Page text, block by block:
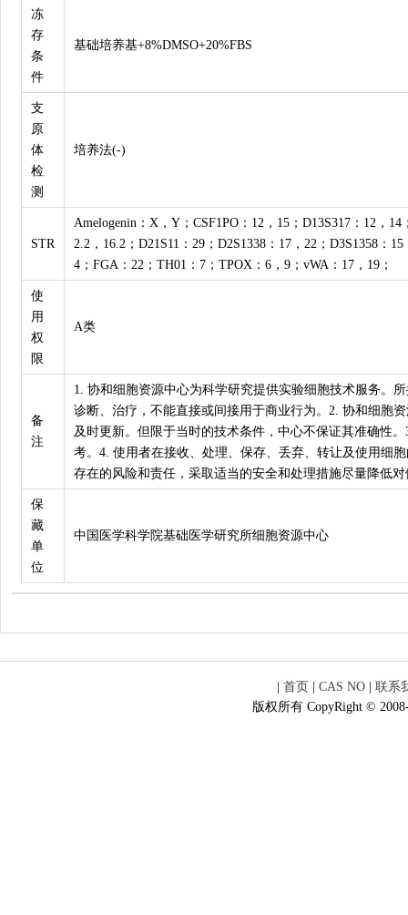
冻
存
条
件
基础培养基+8%DMSO+20%FBS
支
原
体
检
测
培养法(-)
STR
Amelogenin：X，Y；CSF1PO：12，15；D13S317：12，
2.2，16.2；D21S11：29；D2S1338：17，22；D3S1358：
4；FGA：22；TH01：7；TPOX：6，9；vWA：17，19；
使
用
权
限
A类
备
注
1. 协和细胞资源中心为科学研究提供实验细胞技术服务。
诊断、治疗，不能直接或间接用于商业行为。2. 协和细胞
及时更新。但限于当时的技术条件，中心不保证其准确性
考。4. 使用者在接收、处理、保存、丢弃、转让及使用细
存在的风险和责任，采取适当的安全和处理措施尽量降低
保
藏
单
位
中国医学科学院基础医学研究所细胞资源中心
首页 CAS NO
联系
版权所有 CopyRight ©